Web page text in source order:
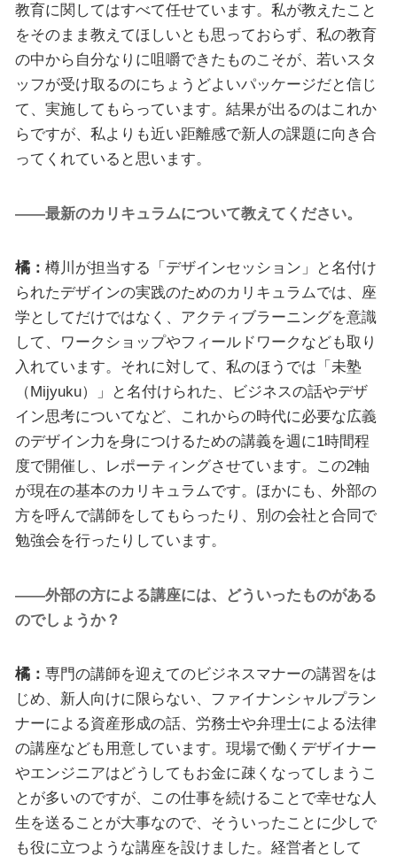
教育に関してはすべて任せています。私が教えたこと
をそのまま教えてほしいとも思っておらず、私の教育
の中から自分なりに咀嚼できたものこそが、若いスタ
ッフが受け取るのにちょうどよいパッケージだと信じ
て、実施してもらっています。結果が出るのはこれか
らですが、私よりも近い距離感で新人の課題に向き合
ってくれていると思います。
――最新のカリキュラムについて教えてください。
橘： 樽川が担当する「デザインセッション」と名付け
られたデザインの実践のためのカリキュラムでは、座
学としてだけではなく、アクティブラーニングを意識
して、ワークショップやフィールドワークなども取り
入れています。それに対して、私のほうでは「未塾
（Mijyuku）」と名付けられた、ビジネスの話やデザ
イン思考についてなど、これからの時代に必要な広義
のデザイン力を身につけるための講義を週に1時間程
度で開催し、レポーティングさせています。この2軸
が現在の基本のカリキュラムです。ほかにも、外部の
方を呼んで講師をしてもらったり、別の会社と合同で
勉強会を行ったりしています。
――外部の方による講座には、どういったものがある
のでしょうか？
橘： 専門の講師を迎えてのビジネスマナーの講習をは
じめ、新人向けに限らない、ファイナンシャルプラン
ナーによる資産形成の話、労務士や弁理士による法律
の講座なども用意しています。現場で働くデザイナー
やエンジニアはどうしてもお金に疎くなってしまうこ
とが多いのですが、この仕事を続けることで幸せな人
生を送ることが大事なので、そういったことに少しで
も役に立つような講座を設けました。経営者として